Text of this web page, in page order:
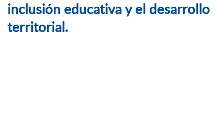
inclusión educativa y el desarrollo
territorial.